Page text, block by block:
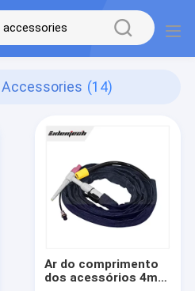
Accessories (14)
Ar do comprimento
dos acessórios 4m